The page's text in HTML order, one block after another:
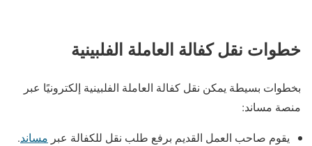
خطوات نقل كفالة العاملة الفلبينية
بخطوات بسيطة يمكن نقل كفالة العاملة الفلبينية إلكترونيًا عبر
منصة مساند:
يقوم صاحب العمل القديم برفع طلب نقل للكفالة عبر مساند.